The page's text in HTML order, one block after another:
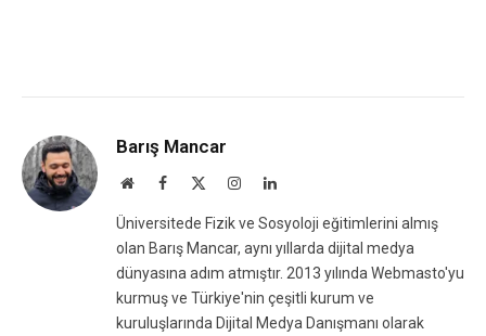
Barış Mancar
WebsiteFacebook InstagramLinkedIn
Üniversitede Fizik ve Sosyoloji eğitimlerini almış
olan Barış Mancar, aynı yıllarda dijital medya
dünyasına adım atmıştır. 2013 yılında Webmasto'yu
kurmuş ve Türkiye'nin çeşitli kurum ve
kuruluşlarında Dijital Medya Danışmanı olarak